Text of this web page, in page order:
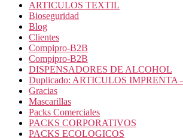
ARTICULOS TEXTIL
Bioseguridad
Blog
Clientes
Compipro-B2B
Compipro-B2B
DISPENSADORES DE ALCOHOL
Duplicado: ARTICULOS IMPRENTA
Gracias
Mascarillas
Packs Comerciales
PACKS CORPORATIVOS
PACKS ECOLOGICOS